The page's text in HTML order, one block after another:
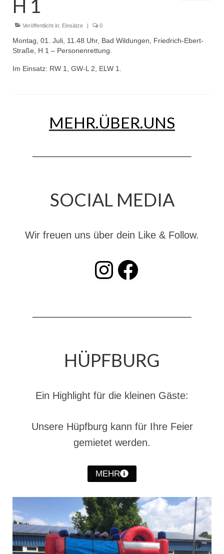
Einsätze
Einsatzstichworte
Jugendfeuerwehr
Gründung Jugendfeuerwehr 1996
Dienstplan
10 Jahre KatS-Zug
Infos
Chronik des Musikzug
Christkindwiegen 2024
Christkindwiegen 2023
Christkindwiegen 2022
Christkindwiegen 2021
H 1
Veröffentlicht in: Einsätze | 0
Montag, 01. Juli, 11.48 Uhr, Bad Wildungen, Friedrich-Ebert-
Straße, H 1 – Personenrettung.
Im Einsatz: RW 1, GW-L 2, ELW 1.
MEHR.ÜBER.UNS
SOCIAL MEDIA
Wir freuen uns über dein Like & Follow.
INSTAGRAM Facebook
HÜPFBURG
Ein Highlight für die kleinen Gäste:
Unsere Hüpfburg kann für Ihre Feier
gemietet werden.
MEHR